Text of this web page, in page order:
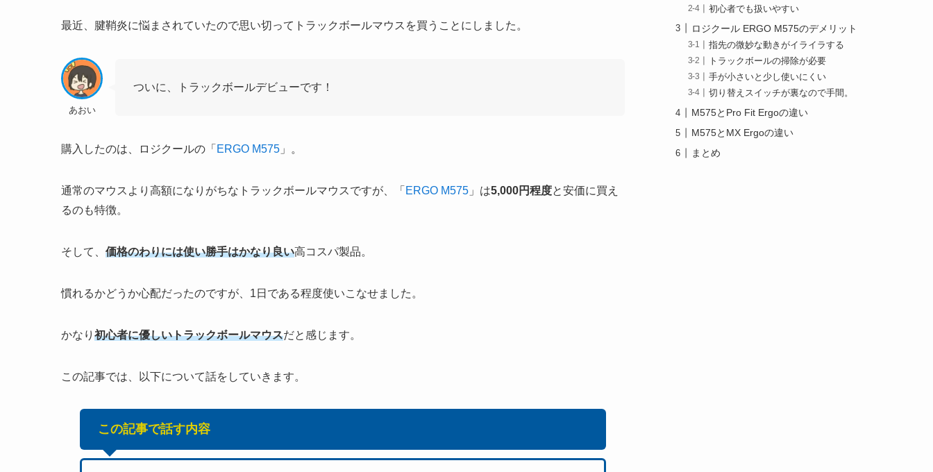
最近、腱鞘炎に悩まされていたので思い切ってトラックボールマウスを買うことにしました。
あおい
ついに、トラックボールデビューです！
購入したのは、ロジクールの「 ERGO M575 」。
通常のマウスより高額になりがちなトラックボールマウスですが、「 ERGO M575 」は5,000円程度と安価に買え
るのも特徴。
そして、 価格のわりには使い勝手はかなり良い高コスパ製品。
慣れるかどうか心配だったのですが、1日である程度使いこなせました。
かなり 初心者に優しいトラックボールマウスだと感じます。
この記事では、以下について話をしていきます。
この記事で話す内容
初心者でも扱いやすい
ロジクール ERGO M575のデメリット
指先の微妙な動きがイライラする
トラックボールの掃除が必要
手が小さいと少し使いにくい
切り替えスイッチが裏なので手間。
M575とPro Fit Ergoの違い
M575とMX Ergoの違い
まとめ